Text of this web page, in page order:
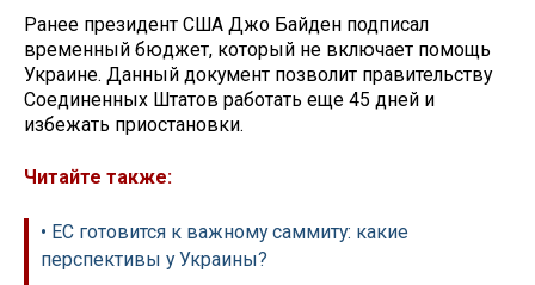
Ранее президент США Джо Байден подписал
временный бюджет, который не включает помощь
Украине. Данный документ позволит правительству
Соединенных Штатов работать еще 45 дней и
избежать приостановки.
Читайте также:
• ЕС готовится к важному саммиту: какие
перспективы у Украины?